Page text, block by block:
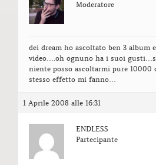
Moderatore
dei dream ho ascoltato ben 3 album
video….oh ognuno ha i suoi
niente posso ascoltarmi pure 10000
stesso effetto mi fanno…
1 Aprile 2008 alle 16:31
ENDLESS
Partecipante